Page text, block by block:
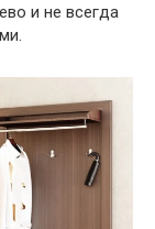
и не всегда